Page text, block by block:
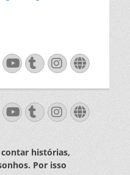
YouTube
Tumblr
YouTube
Tumblr
histórias,
Por isso